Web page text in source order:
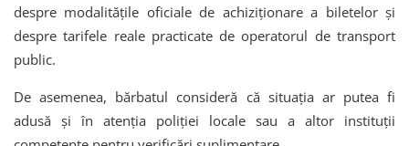
despre modalitățile oficiale de achiziționare a biletelor și
despre tarifele reale practicate de operatorul de transport
public.
De asemenea, bărbatul consideră că situația ar putea fi
adusă și în atenția poliției locale sau a altor instituții